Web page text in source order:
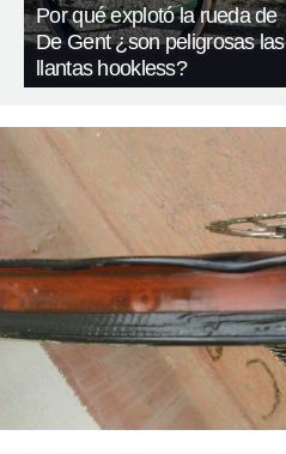
Por qué explotó la rueda de
De Gent ¿son peligrosas las
llantas hookless?